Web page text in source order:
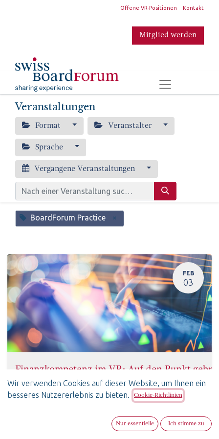
Offene VR-Positionen Kontakt
Mitglied werden
Veranstaltungen
Format Veranstalter
Sprache
Vergangene Veranstaltungen
BoardForum Practice ×
FEB
03
Finanzkompetenz im VR: Auf den Punkt
3. Februar 2026-11:00(Europe/Zurich)
Zürich,
Wir verwenden Cookies auf dieser Website, um Ihnen ein
besseres Nutzererlebnis zu bieten.
Cookie-Richtlinien
Nur essentielle Ich stimme zu